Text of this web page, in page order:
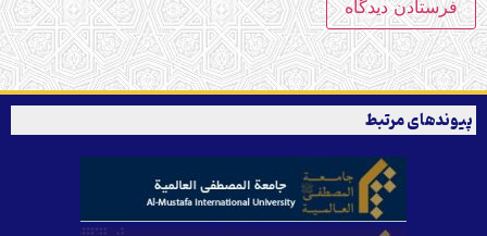
پیوندهای مرتبط